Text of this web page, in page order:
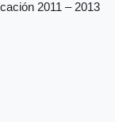
2011 – 2013